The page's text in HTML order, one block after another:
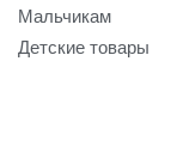
Мальчикам
Детские товары